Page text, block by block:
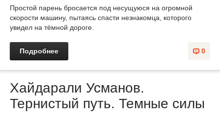
Простой парень бросается под несущуюся на огромной
скорости машину, пытаясь спасти незнакомца, которого
увидел на тёмной дороге.
0
Подробнее
Хайдарали Усманов.
Тернистый путь. Темные силы